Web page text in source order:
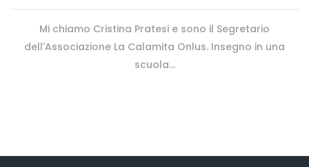
Mi chiamo Cristina Pratesi e sono il Segretario
dell'Associazione La Calamita Onlus. Insegno in una
scuola...